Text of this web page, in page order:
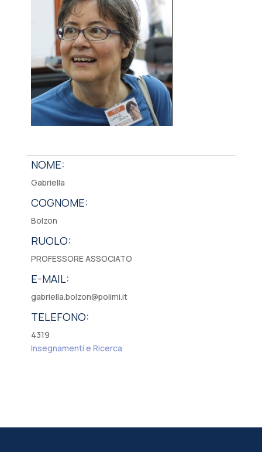
NOME:
Gabriella
COGNOME:
Bolzon
RUOLO:
PROFESSORE ASSOCIATO
E-MAIL:
gabriella.bolzon@polimi.it
TELEFONO:
4319
Insegnamenti e Ricerca